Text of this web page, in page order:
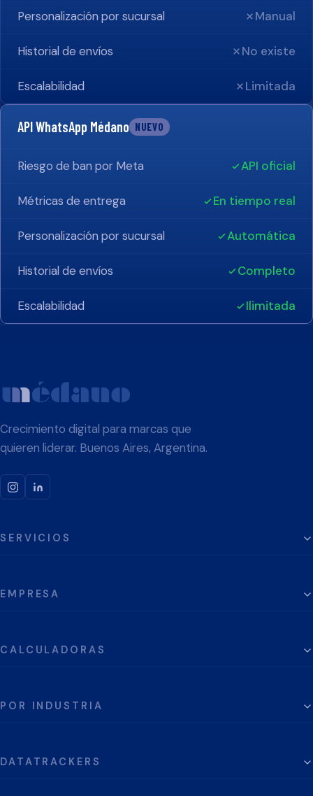
Personalización por sucursal Manual
Historial de envíos No existe
Escalabilidad Limitada
API WhatsApp Médano NUEVO
Riesgo de ban por Meta API oficial
Métricas de entrega En tiempo real
Personalización por sucursal Automática
Historial de envíos Completo
Escalabilidad Ilimitada
Crecimiento digital para marcas que
quieren liderar. Buenos Aires, Argentina.
SERVICIOS
EMPRESA
CALCULADORAS
POR INDUSTRIA
DATATRACKERS